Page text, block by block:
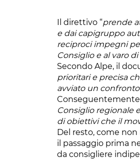
Il direttivo “prende
e dai capigruppo
reciproci impegni
Consiglio e al varo
Secondo Alpe, il
prioritari e precisa
avviato un
Consiglio regionale
di obiettivi che il
Del resto, come
il passaggio prima
da consigliere